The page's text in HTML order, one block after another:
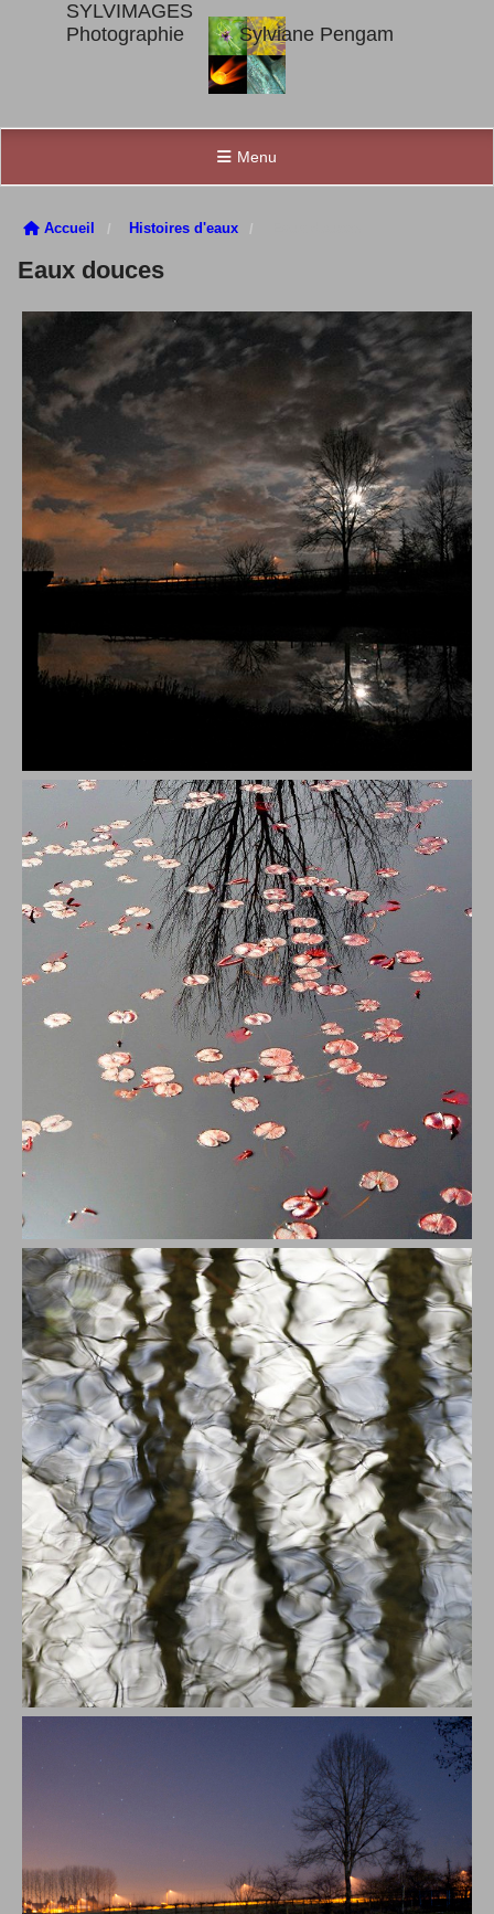
SYLVIMAGES
Photographie Sylviane Pengam
Menu
Accueil Histoires d'eaux
Eaux douces